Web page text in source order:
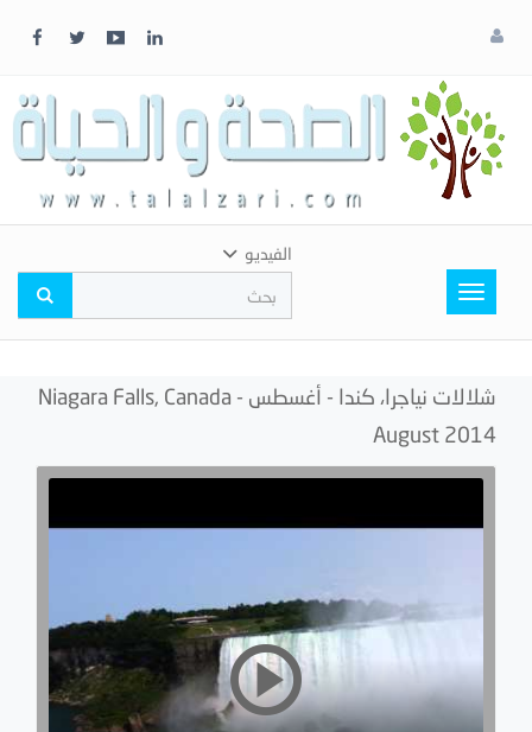
لونك
المفضل
Toggle
navigation
الفيديو
شلالات نياجرا، كندا - أغسطس Niagara Falls, Canada -
August 2014